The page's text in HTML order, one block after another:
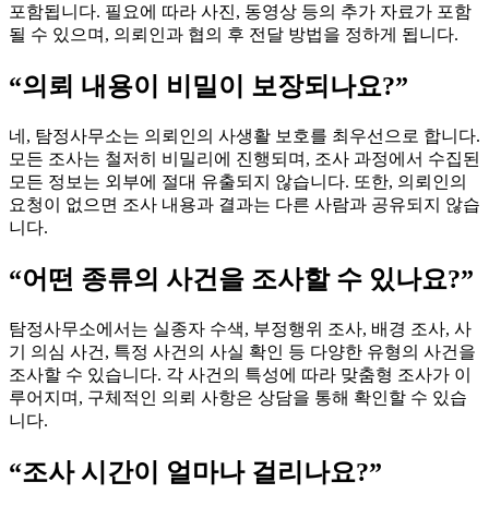
포함됩니다. 필요에 따라 사진, 동영상 등의 추가 자료가 포함
될 수 있으며, 의뢰인과 협의 후 전달 방법을 정하게 됩니다.
“의뢰 내용이 비밀이 보장되나요?”
네, 탐정사무소는 의뢰인의 사생활 보호를 최우선으로 합니다.
모든 조사는 철저히 비밀리에 진행되며, 조사 과정에서 수집된
모든 정보는 외부에 절대 유출되지 않습니다. 또한, 의뢰인의
요청이 없으면 조사 내용과 결과는 다른 사람과 공유되지 않습
니다.
“어떤 종류의 사건을 조사할 수 있나요?”
탐정사무소에서는 실종자 수색, 부정행위 조사, 배경 조사, 사
기 의심 사건, 특정 사건의 사실 확인 등 다양한 유형의 사건을
조사할 수 있습니다. 각 사건의 특성에 따라 맞춤형 조사가 이
루어지며, 구체적인 의뢰 사항은 상담을 통해 확인할 수 있습
니다.
“조사 시간이 얼마나 걸리나요?”